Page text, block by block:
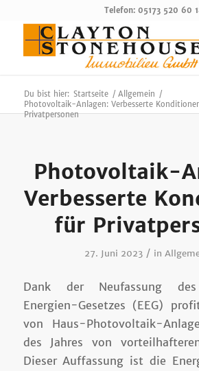
Telefon: 05173 520 60
Du bist hier: Startseite / Allgemein /
Photovoltaik-Anlagen: Verbesserte
Privatpersonen
Photovoltaik-
Verbesserte
für
27. Juni 2023 / in
Dank der Neufassung des
Energien-Gesetzes (EEG)
von Haus-Photovoltaik-
des Jahres von
Dieser Auffassung ist die